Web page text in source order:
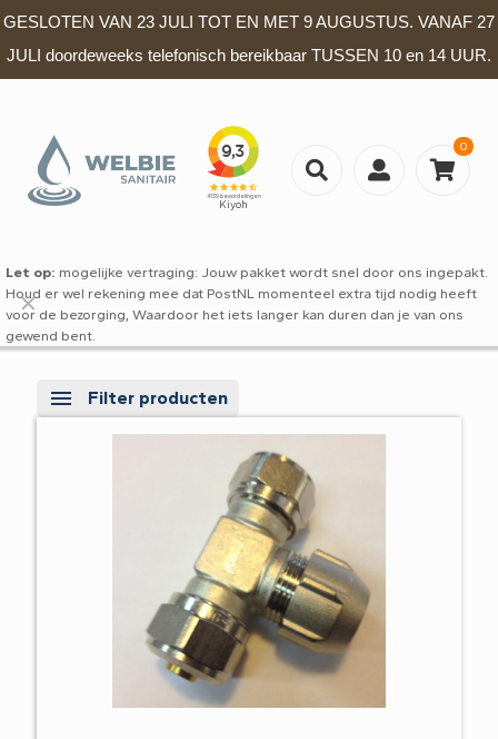
GESLOTEN VAN 23 JULI TOT EN MET 9 AUGUSTUS. VANAF 27
JULI doordeweeks telefonisch bereikbaar TUSSEN 10 en 14 UUR.
0
Let op: mogelijke vertraging: Jouw pakket wordt snel door ons ingepakt.
Houd er wel rekening mee dat PostNL momenteel extra tijd nodig heeft
voor de bezorging, Waardoor het iets langer kan duren dan je van ons
gewend bent.
✕
Filter producten